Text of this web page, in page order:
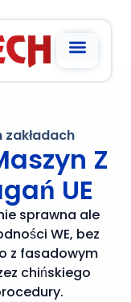
zakładach
Z
UE
sprawna ale
WE, bez
z fasadowym
chińskiego